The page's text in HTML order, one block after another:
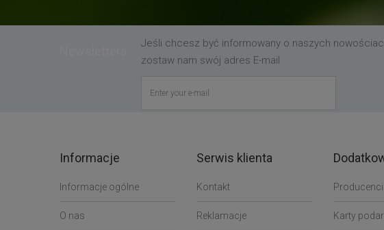
Jeśli chcesz być informowany o naszych
zostaw nam swój adres E-mail
Informacje
Informacje ogólne
O nas
Serwis klienta
Kontakt
Reklamacje
Producenci
Karty